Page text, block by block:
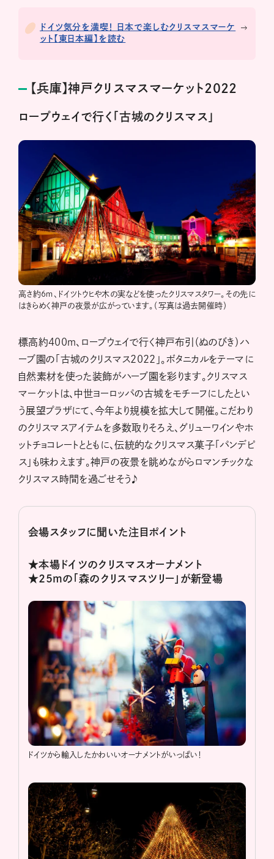
ドイツ気分を満喫！ 日本で楽しむクリスマスマーケ
ット【東日本編】を読む
【兵庫】神戸クリスマスマーケット2022
ロープウェイで行く「古城のクリスマス」
高さ約6ｍ、ドイツトウヒや木の実などを使ったクリスマスタワー。その先に
はきらめく神戸の夜景が広がっています。（写真は過去開催時）
標高約400ｍ、ロープウェイで行く神戸布引（ぬのびき）ハ
ーブ園の「古城のクリスマス2022」。ボタニカルをテーマに
自然素材を使った装飾がハーブ園を彩ります。クリスマス
マーケットは、中世ヨーロッパの古城をモチーフにしたとい
う展望プラザにて、今年より規模を拡大して開催。こだわり
のクリスマスアイテムを多数取りそろえ、グリューワインやホ
ットチョコレートとともに、伝統的なクリスマス菓子「パンデピ
ス」も味わえます。神戸の夜景を眺めながらロマンチックな
クリスマス時間を過ごせそう♪
会場スタッフに聞いた注目ポイント
★本場ドイツのクリスマスオーナメント
★25mの「森のクリスマスツリー」が新登場
ドイツから輸入したかわいいオーナメントがいっぱい！